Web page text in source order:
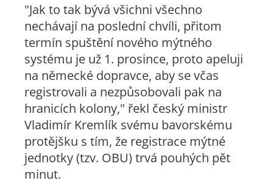
"Jak to tak bývá všichni všechno
nechávají na poslední chvíli, přitom
termín spuštění nového mýtného
systému je už 1. prosince, proto apeluji
na německé dopravce, aby se včas
registrovali a nezpůsobovali pak na
hranicích kolony," řekl český ministr
Vladimír Kremlík svému bavorskému
protějšku s tím, že registrace mýtné
jednotky (tzv. OBU) trvá pouhých pět
minut.